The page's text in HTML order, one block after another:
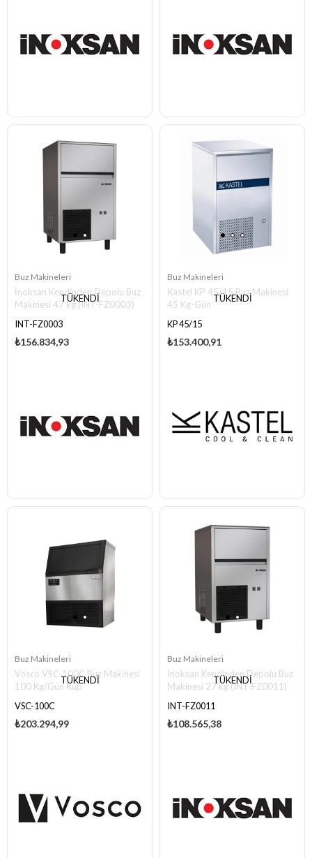
TÜKENDI
Buz Makineleri
İnoksan Kendinden Depolu Buz
Makinesi 47 kg (INT-FZ0003)
INT-FZ0003
₺156.834,93
TÜKENDI
Buz Makineleri
Kastel KP 45/15 Buz Makinesi
45 Kg-Gün
KP 45/15
₺153.400,91
TÜKENDI
Buz Makineleri
Vosco VSC-100C Buz Makinesi
100 Kg/Gün Küp
VSC-100C
₺203.294,99
TÜKENDI
Buz Makineleri
İnoksan Kendinden Depolu Buz
Makinesi 27 kg (INT-FZ0011)
INT-FZ0011
₺108.565,38